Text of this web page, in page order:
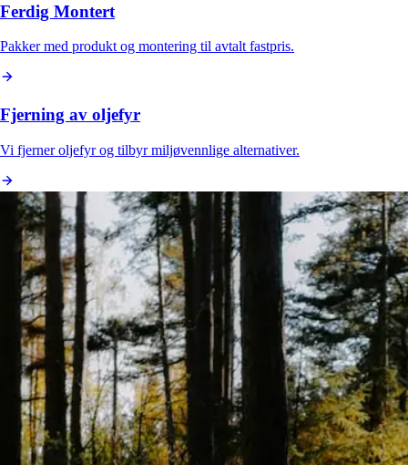
Ferdig Montert
Pakker med produkt og montering til avtalt fastpris.
Fjerning av oljefyr
Vi fjerner oljefyr og tilbyr miljøvennlige alternativer.